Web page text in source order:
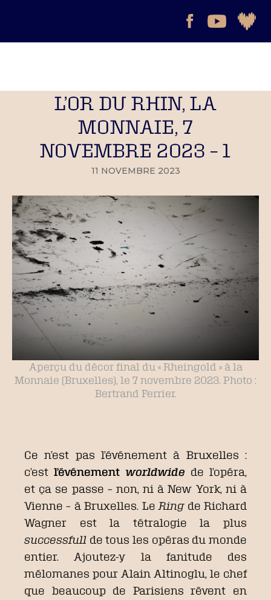
L’OR DU RHIN, LA
MONNAIE, 7
NOVEMBRE 2023 – 1
11 NOVEMBRE 2023
Aperçu du décor final du « Rheingold » à la
Monnaie (Bruxelles), le 7 novembre 2023. Photo :
Bertrand Ferrier.
Ce n’est pas l’événement à Bruxelles :
c’est l’événement worldwide de l’opéra,
et ça se passe – non, ni à New York, ni à
Vienne – à Bruxelles. Le Ring de Richard
Wagner est la tétralogie la plus
successfull de tous les opéras du monde
entier. Ajoutez-y la fanitude des
mélomanes pour Alain Altinoglu, le chef
que beaucoup de Parisiens rêvent en